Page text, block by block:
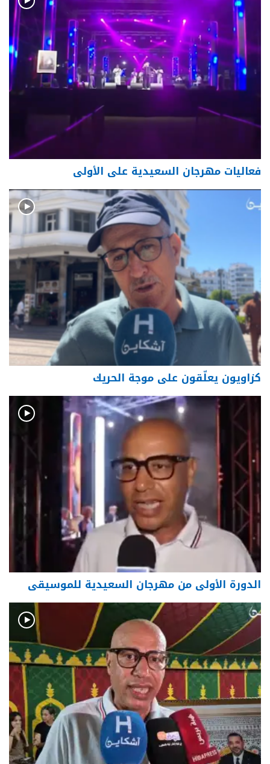
فعاليات مهرجان السعيدية على الأولى
كزاويون يعلّقون على موجة الحريك
الدورة الأولى من مهرجان السعيدية للموسيقى